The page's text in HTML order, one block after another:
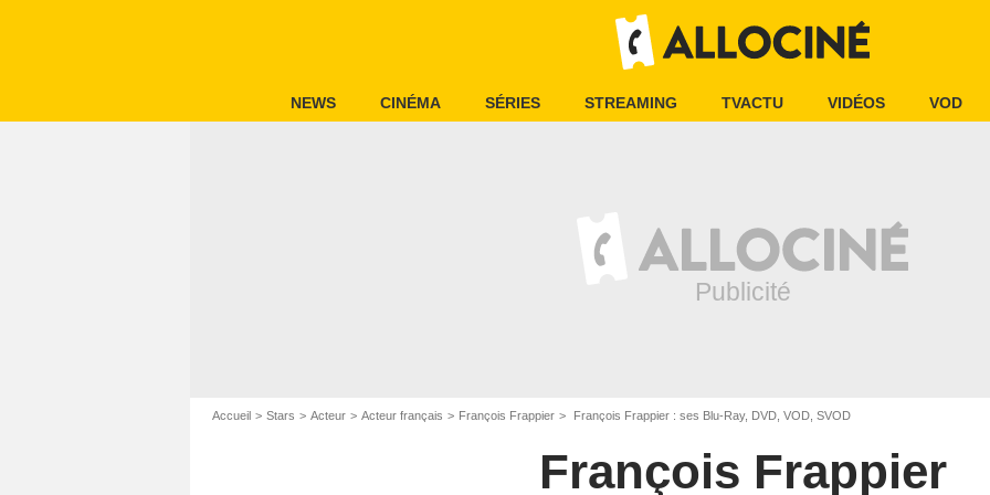
NEWS CINÉMA SÉRIES STREAMING TVACTU VIDÉOS VOD
Accueil Stars Acteur Acteur français François Frappier François Frappier : ses Blu-Ray, DVD, VOD, SVOD
François Frappier